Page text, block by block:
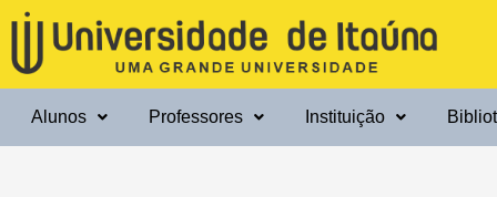
conteúdo
Alunos Professores Instituição